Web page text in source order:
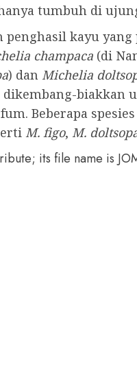
tumbuh di
penghasil kayu
champaca (di
) dan Michelia
dikembang-biakkan
Beberapa
M. figo, M.